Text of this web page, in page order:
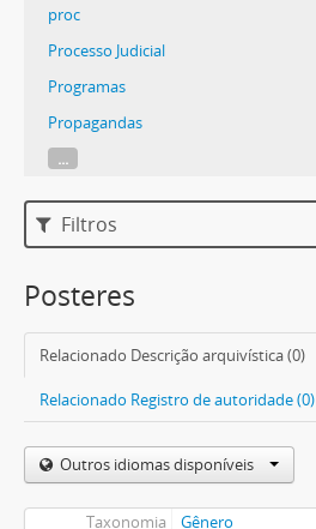
proc
Processo Judicial
Programas
Propagandas
...
Filtros
Posteres
Relacionado Descrição arquivística (0)
Relacionado Registro de autoridade (0)
Outros idiomas disponíveis
Taxonomia Gênero